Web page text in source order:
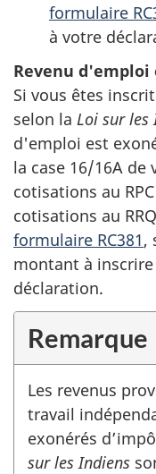
formulaire
à votre
Revenu
Si vous êtes
selon la Loi sur les
d'emploi est
la case 16/16A de
cotisations au
cotisations au
formulaire RC381,
montant à inscrire
déclaration.
Remarque
Les revenus
travail
exonérés
sur les Indiens